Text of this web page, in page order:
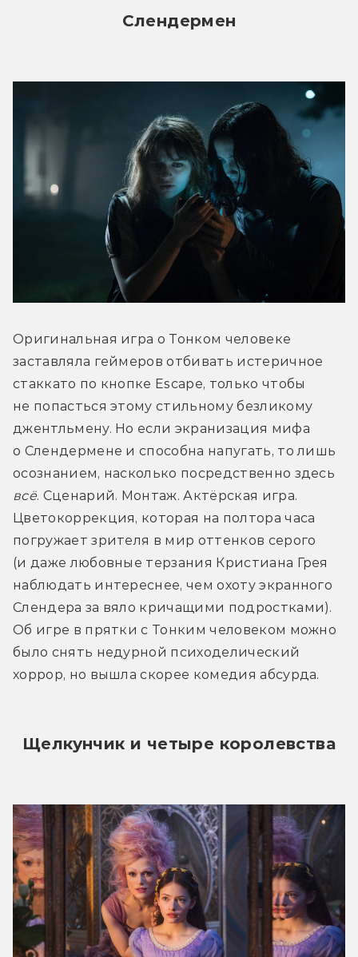
Слендермен
Оригинальная игра о Тонком человеке
заставляла геймеров отбивать истеричное
стаккато по кнопке Escape, только чтобы
не попасться этому стильному безликому
джентльмену. Но если экранизация мифа
о Слендермене и способна напугать, то лишь
всё. Сценарий. Монтаж. Актёрская игра.
Цветокоррекция, которая на полтора часа
погружает зрителя в мир оттенков серого
(и даже любовные терзания Кристиана Грея
наблюдать интереснее, чем охоту экранного
Слендера за вяло кричащими подростками).
Об игре в прятки с Тонким человеком можно
было снять недурной психоделический
хоррор, но вышла скорее комедия абсурда.
Щелкунчик и четыре королевства